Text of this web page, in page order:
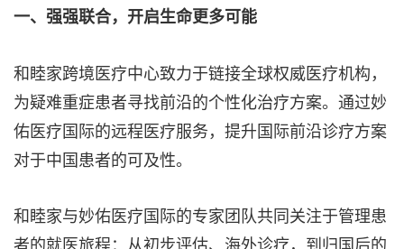
一、强强联合，开启生命更多可能
和睦家跨境医疗中心致力于链接全球权威医疗机构，
为疑难重症患者寻找前沿的个性化治疗方案。通过妙
佑医疗国际的远程医疗服务，提升国际前沿诊疗方案
对于中国患者的可及性。
和睦家与妙佑医疗国际的专家团队共同关注于管理患
者的就医旅程：从初步评估、海外诊疗，到归国后的